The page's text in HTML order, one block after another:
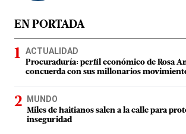
EN PORTADA
ACTUALIDAD
Procuraduría: perfil económico de Rosa
concuerda con sus millonarios
MUNDO
Miles de haitianos salen a la calle para
inseguridad